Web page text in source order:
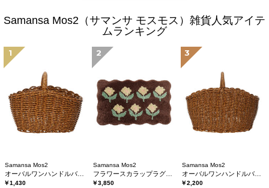
Samansa Mos2（サマンサ モスモス）雑貨人気アイテ
ムランキング
1
Samansa Mos2
￥1,430
2
Samansa Mos2
￥3,850
3
Samansa Mos2
オーバルワンハンドルバスケットL
￥2,200